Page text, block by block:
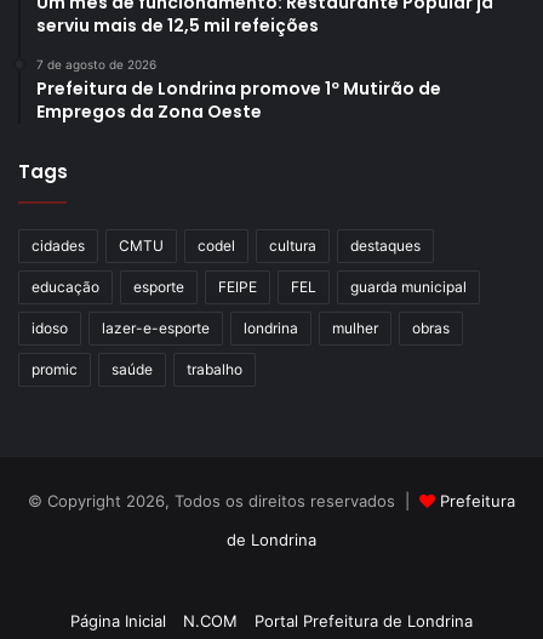
serviu mais de 12,5 mil refeições
7 de agosto de 2026
Prefeitura de Londrina promove 1º Mutirão de
Empregos da Zona Oeste
Tags
cidades CMTU codel cultura destaques
educação esporte FEIPE FEL guarda municipal
idoso lazer-e-esporte londrina mulher obras
promic saúde trabalho
© Copyright 2026, Todos os direitos reservados |
Prefeitura
de Londrina
Página Inicial N.COM Portal Prefeitura de Londrina